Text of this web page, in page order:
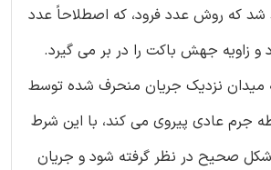
شد که روش عدد فرود، که اصطلاحاً عدد
زاویه جهش باکت را در بر می گیرد.
میدان نزدیک جریان منحرف شده توسط
جرم عادی پیروی می کند، با این شرط
صحیح در نظر گرفته شود و جریان